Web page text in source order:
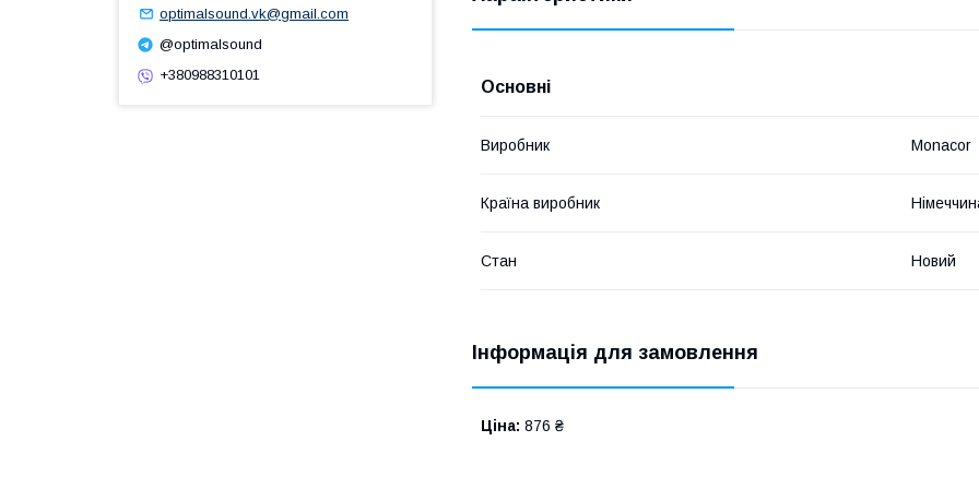
Основні
Виробник Monacor
Країна виробник
Стан Новий
Інформація для замовлення
Ціна: 876 ₴
optimalsound.vk@gmail.com
@optimalsound
+380988310101